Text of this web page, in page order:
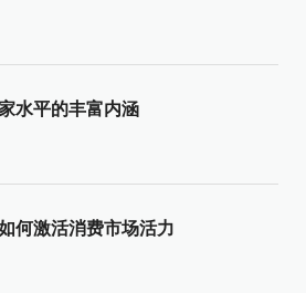
水平的丰富内涵
何激活消费市场活力